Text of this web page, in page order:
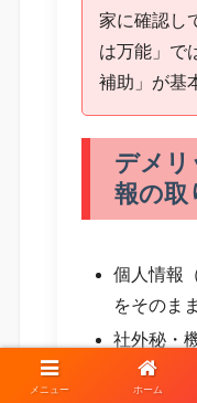
家に確認し
は万能」で
補助」が基
デメリ
報の取
個人情報
をそのま
社外秘・
してから
メニュー ホーム